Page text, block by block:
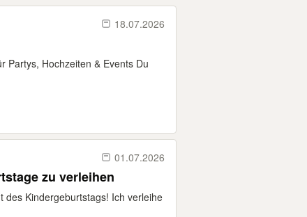
18.07.2026
Partys, Hochzeiten & Events Du
01.07.2026
zu verleihen
des Kindergeburtstags! Ich verleihe